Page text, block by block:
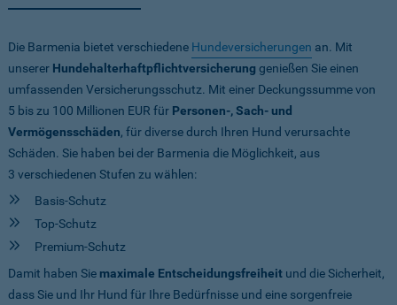
Die Barmenia bietet verschiedene Hundeversicherungen an. Mit
unserer Hundehalterhaftpflichtversicherung genießen Sie einen
umfassenden Versicherungsschutz. Mit einer Deckungssumme von
5 bis zu 100 Millionen EUR für Personen-, Sach- und
Vermögensschäden, für diverse durch Ihren Hund verursachte
Schäden. Sie haben bei der Barmenia die Möglichkeit, aus
3 verschiedenen Stufen zu wählen:
Basis-Schutz
Top-Schutz
Premium-Schutz
Damit haben Sie maximale Entscheidungsfreiheit und die Sicherheit,
dass Sie und Ihr Hund für Ihre Bedürfnisse und eine sorgenfreie